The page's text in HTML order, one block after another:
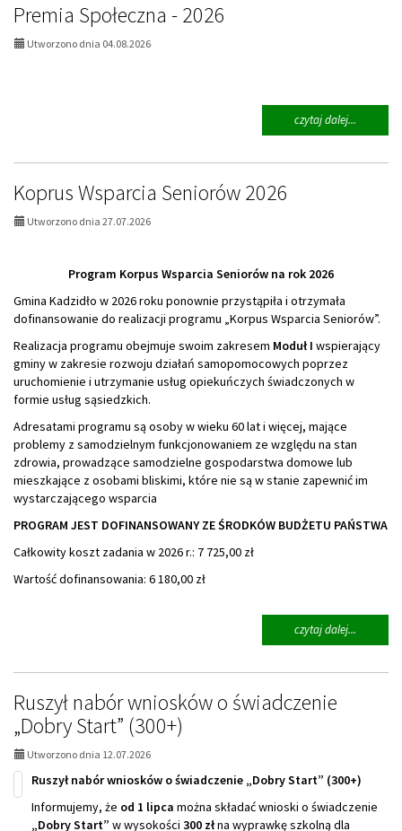
Premia Społeczna - 2026
Utworzono dnia 04.08.2026
czytaj dalej...
temat:
Koprus Wsparcia Seniorów 2026
Utworzono dnia 27.07.2026
Program Korpus Wsparcia Seniorów na rok 2026
Gmina Kadzidło w 2026 roku ponownie przystąpiła i otrzymała
dofinansowanie do realizacji programu „Korpus Wsparcia Seniorów”.
Realizacja programu obejmuje swoim zakresem Moduł I wspierający
gminy w zakresie rozwoju działań samopomocowych poprzez
uruchomienie i utrzymanie usług opiekuńczych świadczonych w
formie usług sąsiedzkich.
Adresatami programu są osoby w wieku 60 lat i więcej, mające
problemy z samodzielnym funkcjonowaniem ze względu na stan
zdrowia, prowadzące samodzielne gospodarstwa domowe lub
mieszkające z osobami bliskimi, które nie są w stanie zapewnić im
wystarczającego wsparcia
PROGRAM JEST DOFINANSOWANY ZE ŚRODKÓW BUDŻETU PAŃSTWA
Całkowity koszt zadania w 2026 r.: 7 725,00 zł
Wartość dofinansowania: 6 180,00 zł
czytaj dalej...
temat:
Wsparcia
Ruszył nabór wniosków o świadczenie
„Dobry Start” (300+)
Utworzono dnia 12.07.2026
Ruszył nabór wniosków o świadczenie „Dobry Start” (300+)
Informujemy, że od 1 lipca można składać wnioski o świadczenie
„Dobry Start” w wysokości 300 złna wyprawkę szkolną dla